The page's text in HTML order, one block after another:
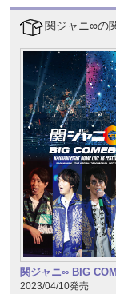
関ジャニ∞の
関ジャニ∞ BIG
2023/04/10発売